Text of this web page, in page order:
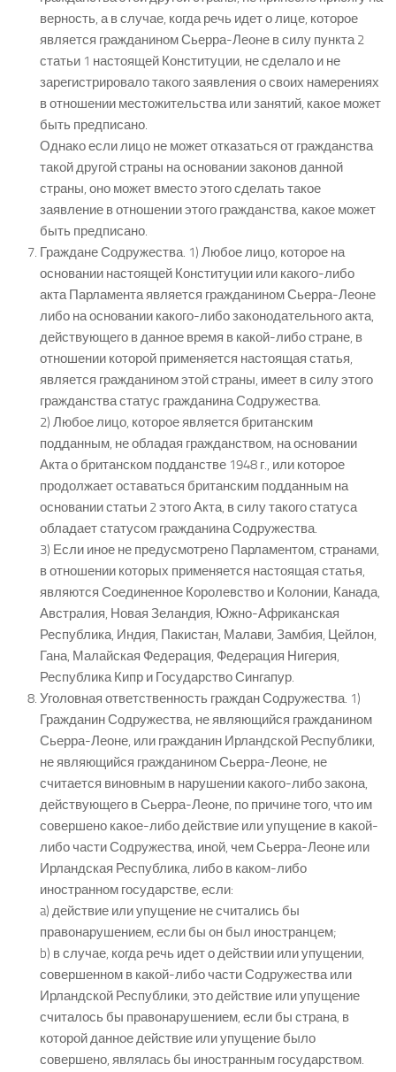
верность, а в случае, когда речь идет о лице, которое
является гражданином Сьерра-Леоне в силу пункта 2
статьи 1 настоящей Конституции, не сделало и не
зарегистрировало такого заявления о своих намерениях
в отношении местожительства или занятий, какое может
быть предписано.
Однако если лицо не может отказаться от гражданства
такой другой страны на основании законов данной
страны, оно может вместо этого сделать такое
заявление в отношении этого гражданства, какое может
быть предписано.
Граждане Содружества. 1) Любое лицо, которое на
основании настоящей Конституции или какого-либо
акта Парламента является гражданином Сьерра-Леоне
либо на основании какого-либо законодательного акта,
действующего в данное время в какой-либо стране, в
отношении которой применяется настоящая статья,
является гражданином этой страны, имеет в силу этого
гражданства статус гражданина Содружества.
2) Любое лицо, которое является британским
подданным, не обладая гражданством, на основании
Акта о британском подданстве 1948 г., или которое
продолжает оставаться британским подданным на
основании статьи 2 этого Акта, в силу такого статуса
обладает статусом гражданина Содружества.
3) Если иное не предусмотрено Парламентом, странами,
в отношении которых применяется настоящая статья,
являются Соединенное Королевство и Колонии, Канада,
Австралия, Новая Зеландия, Южно-Африканская
Республика, Индия, Пакистан, Малави, Замбия, Цейлон,
Гана, Малайская Федерация, Федерация Нигерия,
Республика Кипр и Государство Сингапур.
Уголовная ответственность граждан Содружества. 1)
Гражданин Содружества, не являющийся гражданином
Сьерра-Леоне, или гражданин Ирландской Республики,
не являющийся гражданином Сьерра-Леоне, не
считается виновным в нарушении какого-либо закона,
действующего в Сьерра-Леоне, по причине того, что им
совершено какое-либо действие или упущение в какой-
либо части Содружества, иной, чем Сьерра-Леоне или
Ирландская Республика, либо в каком-либо
иностранном государстве, если:
a) действие или упущение не считались бы
правонарушением, если бы он был иностранцем;
b) в случае, когда речь идет о действии или упущении,
совершенном в какой-либо части Содружества или
Ирландской Республики, это действие или упущение
считалось бы правонарушением, если бы страна, в
которой данное действие или упущение было
совершено, являлась бы иностранным государством.